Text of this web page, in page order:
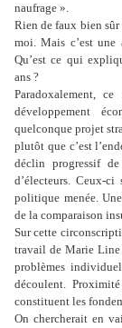
naufrage ».
Rien de faux bien sûr
moi. Mais c’est une
Qu’est ce qui
ans ?
Paradoxalement,
développement
quelconque projet
plutôt que c’est
déclin progressif de
d’électeurs. Ceux-
politique menée.
de la comparaison
Sur cette
travail de Marie Line
problèmes
découlent.
constituent les
On chercherait en